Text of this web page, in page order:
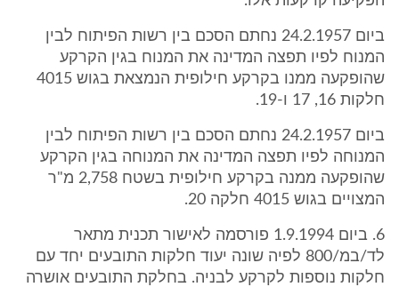
ביום 24.2.1957 נחתם הסכם בין רשות הפיתוח לבין
המנוח לפיו תפצה המדינה את המנוח בגין הקרקע
שהופקעה ממנו בקרקע חילופית הנמצאת בגוש 4015
חלקות 16, 17 ו-19.
ביום 24.2.1957 נחתם הסכם בין רשות הפיתוח לבין
המנוחה לפיו תפצה המדינה את המנוחה בגין הקרקע
שהופקעה ממנה בקרקע חילופית בשטח 2,758 מ"ר
המצויים בגוש 4015 חלקה 20.
6. ביום 1.9.1994 פורסמה לאישור תכנית מתאר
לד/במ/800 לפיה שונה יעוד חלקות התובעים יחד עם
חלקות נוספות לקרקע לבניה. בחלקת התובעים אושרה